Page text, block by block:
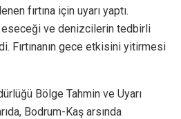
fırtına için uyarı yaptı.
eseceği ve denizcilerin tedbirli
Fırtınanın gece etkisini yitirmesi
Bölge Tahmin ve Uyarı
Bodrum-Kaş arsında